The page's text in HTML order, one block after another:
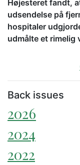
Højesteret fandt,
udsendelse på
hospitaler
udmålte et rimelig
Back issues
2026
2024
2022